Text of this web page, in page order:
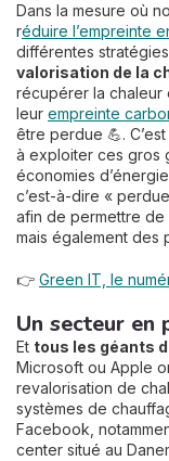
Dans la mesure où
réduire l’empreinte
différentes
valorisation de la
récupérer la chaleur
leur empreinte
être perdue 💪.
à exploiter ces gros
économies
c’est-à-dire «
afin de permettre de
mais également des
👉 Green IT, le
Un secteur en
Et tous les géants
Microsoft ou Apple
revalorisation de
systèmes de
Facebook,
center situé au